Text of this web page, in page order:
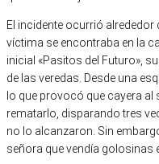
El incidente ocurrió alrededor
víctima se encontraba en la
inicial «Pasitos del Futuro»,
de las veredas. Desde una
lo que provocó que cayera
rematarlo, disparando tres
no lo alcanzaron. Sin
señora que vendía golosinas